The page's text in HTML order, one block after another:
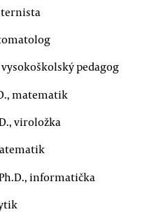
vysokoškolský pedagog
matematik
viroložka
informatička